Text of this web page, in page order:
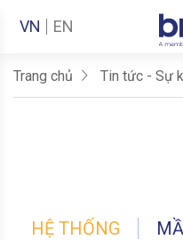
VN EN
Trang chủ Tin tức - Sự
HỆ THỐNG